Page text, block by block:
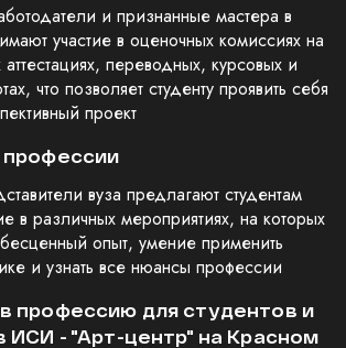
и признанные мастера в
участие в оценочных комиссиях на
аттестациях, переводных, курсовых и
что позволяет студенту проявить себя
проект
профессии
вуза предлагают студентам
в различных мероприятиях, на которых
опыт, умение применить
и узнать все нюансы профессии
профессию для студентов и
ИСИ - "Арт-центр" на Красном